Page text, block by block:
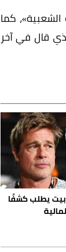
كما
قال في آخر
بيت يطلب كشفًا